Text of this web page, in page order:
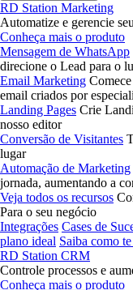
RD Station Marketing
Automatize e gerencie
Conheça mais o produto
Mensagem de WhatsApp
direcione o Lead para o
Email Marketing
email criados por
Landing Pages Crie
nosso editor
Conversão de Visitantes
lugar
Automação de Marketing
jornada, aumentando a
Veja todos os recursos
Para o seu negócio
Integrações Cases de
plano ideal Saiba como
RD Station CRM
Controle processos e
Conheça mais o produto